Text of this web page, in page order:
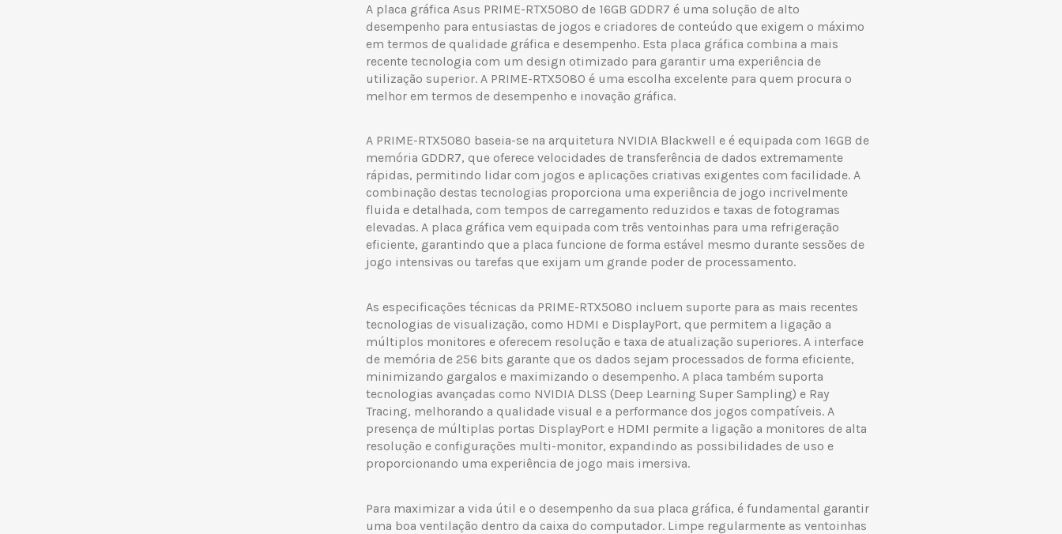
A placa gráfica Asus PRIME-RTX5080 de 16GB GDDR7 é uma solução de alto
desempenho para entusiastas de jogos e criadores de conteúdo que exigem o máximo
em termos de qualidade gráfica e desempenho. Esta placa gráfica combina a mais
recente tecnologia com um design otimizado para garantir uma experiência de
utilização superior. A PRIME-RTX5080 é uma escolha excelente para quem procura o
melhor em termos de desempenho e inovação gráfica.
A PRIME-RTX5080 baseia-se na arquitetura NVIDIA Blackwell e é equipada com 16GB de
memória GDDR7, que oferece velocidades de transferência de dados extremamente
rápidas, permitindo lidar com jogos e aplicações criativas exigentes com facilidade. A
combinação destas tecnologias proporciona uma experiência de jogo incrivelmente
fluida e detalhada, com tempos de carregamento reduzidos e taxas de fotogramas
elevadas. A placa gráfica vem equipada com três ventoinhas para uma refrigeração
eficiente, garantindo que a placa funcione de forma estável mesmo durante sessões de
jogo intensivas ou tarefas que exijam um grande poder de processamento.
As especificações técnicas da PRIME-RTX5080 incluem suporte para as mais recentes
tecnologias de visualização, como HDMI e DisplayPort, que permitem a ligação a
múltiplos monitores e oferecem resolução e taxa de atualização superiores. A interface
de memória de 256 bits garante que os dados sejam processados de forma eficiente,
minimizando gargalos e maximizando o desempenho. A placa também suporta
tecnologias avançadas como NVIDIA DLSS (Deep Learning Super Sampling) e Ray
Tracing, melhorando a qualidade visual e a performance dos jogos compatíveis. A
presença de múltiplas portas DisplayPort e HDMI permite a ligação a monitores de alta
resolução e configurações multi-monitor, expandindo as possibilidades de uso e
proporcionando uma experiência de jogo mais imersiva.
Para maximizar a vida útil e o desempenho da sua placa gráfica, é fundamental garantir
uma boa ventilação dentro da caixa do computador. Limpe regularmente as ventoinhas